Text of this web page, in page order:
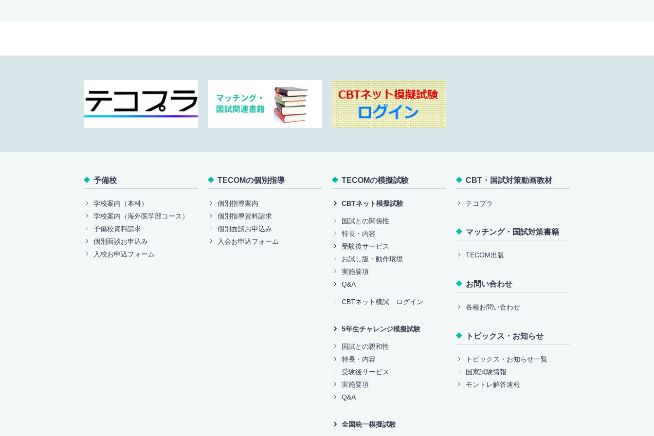
予備校
学校案内（本科）
学校案内（海外医学部コース）
予備校資料請求
個別面談お申込み
入校お申込フォーム
TECOMの個別指導
個別指導案内
個別指導資料請求
個別面談お申込み
入会お申込フォーム
TECOMの模擬試験
CBTネット模擬試験
国試との関係性
特長・内容
受験後サービス
お試し版・動作環境
実施要項
Q&A
CBTネット模試 ログイン
5年生チャレンジ模擬試験
国試との親和性
特長・内容
受験後サービス
実施要項
Q&A
全国統一模擬試験
CBT・国試対策動画教材
テコプラ
マッチング・国試対策書籍
TECOM出版
お問い合わせ
各種お問い合わせ
トピックス・お知らせ
トピックス・お知らせ一覧
国家試験情報
モントレ解答速報